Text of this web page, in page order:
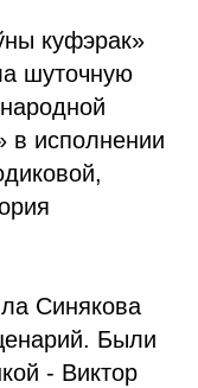
куфэрак»
шуточную
в исполнении
Синякова
Были
- Виктор